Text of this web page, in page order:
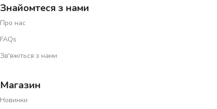
Знайомтеся з нами
Про нас
FAQs
Зв'яжіться з нами
Магазин
Новинки